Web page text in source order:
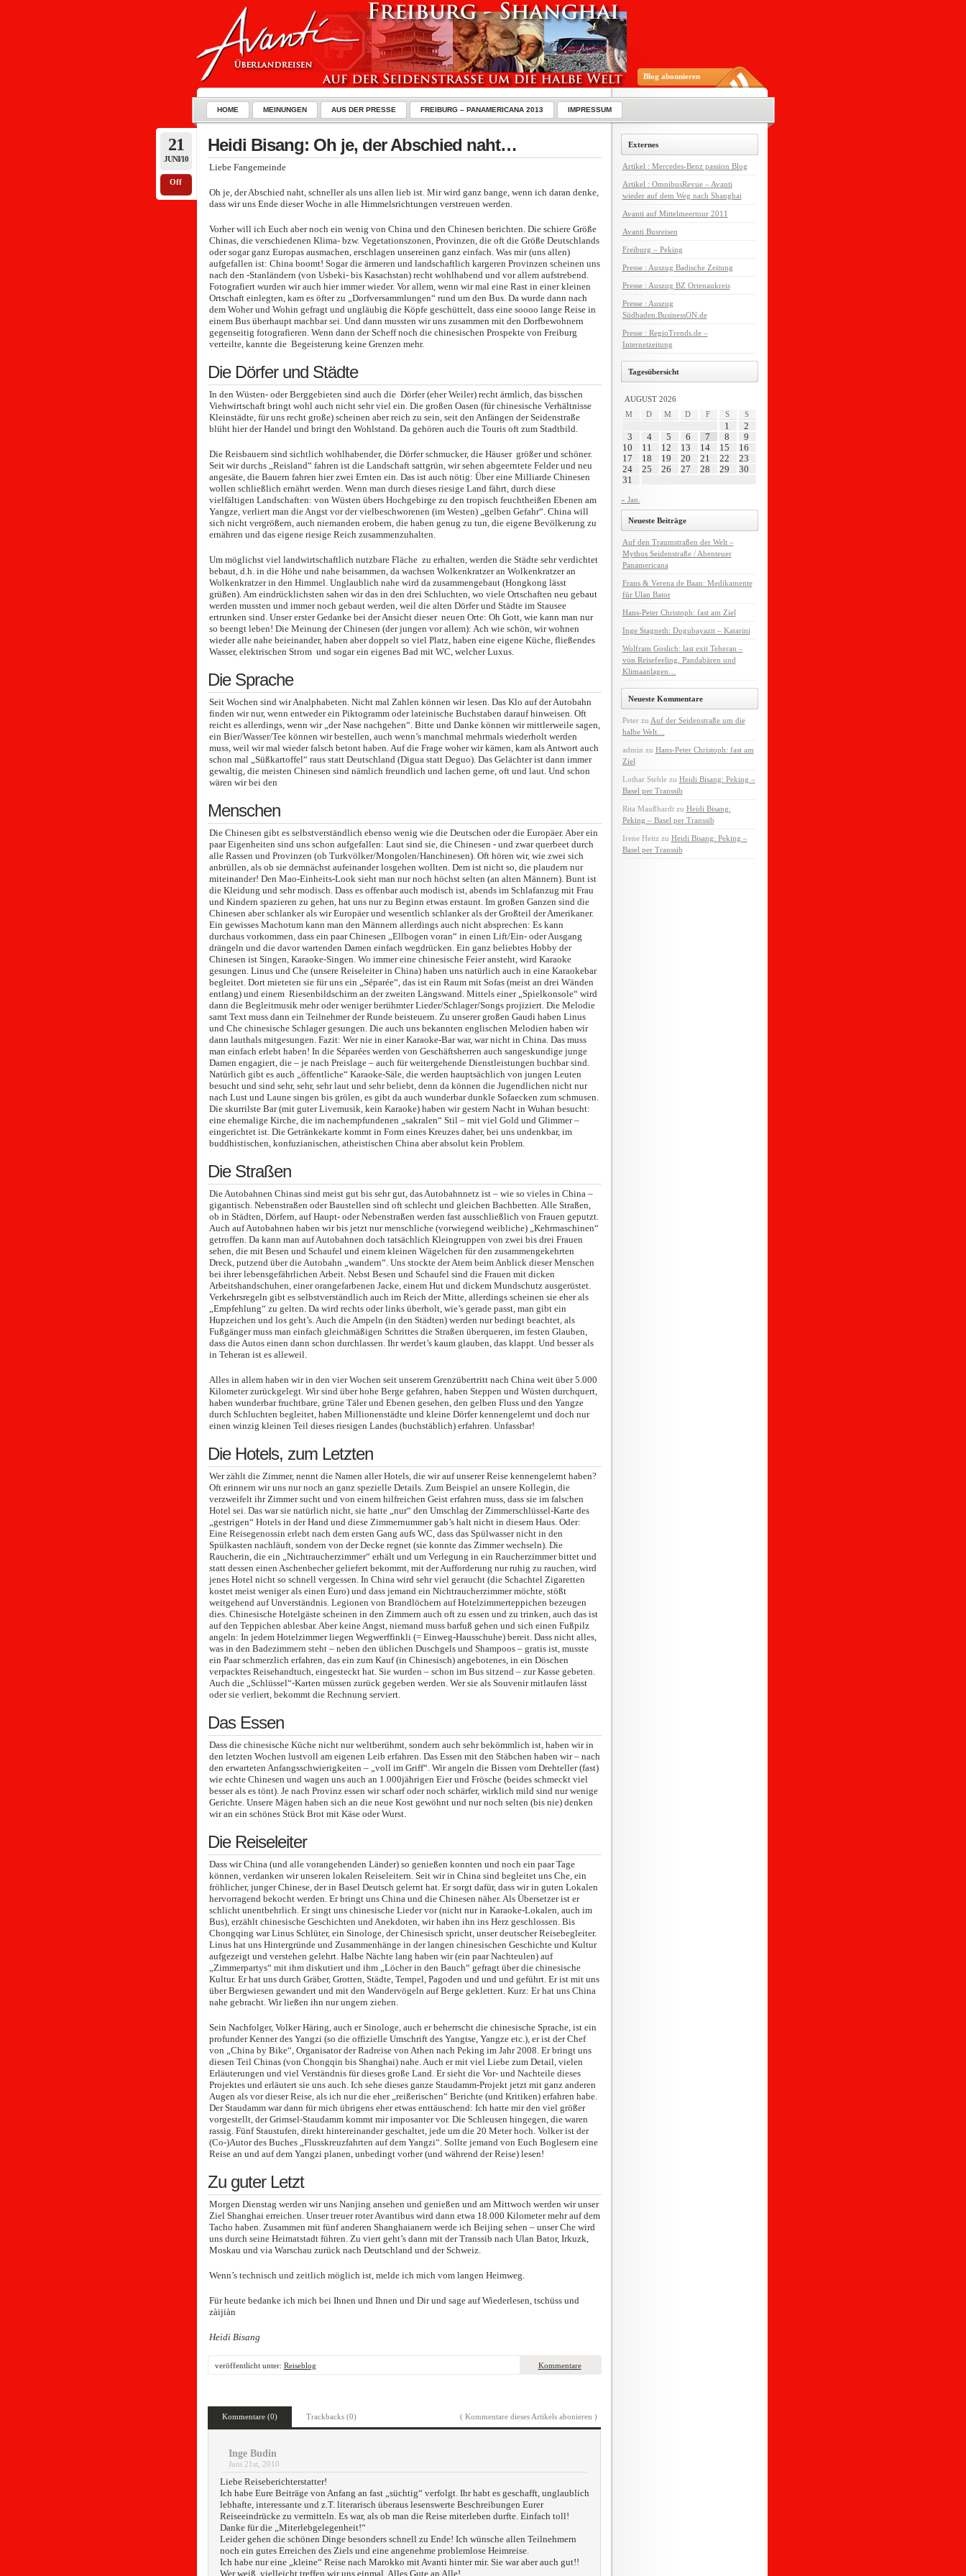
Blog abonnieren
HOME MEINUNGEN AUS DER PRESSE FREIBURG – PANAMERICANA 2013 IMPRESSUM
21
JUNI/10
Off
Heidi Bisang: Oh je, der Abschied naht…
Liebe Fangemeinde
Oh je, der Abschied naht, schneller als uns allen lieb ist. Mir wird ganz bange, wenn ich daran denke,
dass wir uns Ende dieser Woche in alle Himmelsrichtungen verstreuen werden.
Vorher will ich Euch aber noch ein wenig von China und den Chinesen berichten. Die schiere Größe
Chinas, die verschiedenen Klima- bzw. Vegetationszonen, Provinzen, die oft die Größe Deutschlands
oder sogar ganz Europas ausmachen, erschlagen unsereinen ganz einfach. Was mir (uns allen)
aufgefallen ist: China boomt! Sogar die ärmeren und landschaftlich kargeren Provinzen scheinen uns
nach den -Stanländern (von Usbeki- bis Kasachstan) recht wohlhabend und vor allem aufstrebend.
Fotografiert wurden wir auch hier immer wieder. Vor allem, wenn wir mal eine Rast in einer kleinen
Ortschaft einlegten, kam es öfter zu „Dorfversammlungen“ rund um den Bus. Da wurde dann nach
dem Woher und Wohin gefragt und ungläubig die Köpfe geschüttelt, dass eine soooo lange Reise in
einem Bus überhaupt machbar sei. Und dann mussten wir uns zusammen mit den Dorfbewohnern
gegenseitig fotografieren. Wenn dann der Scheff noch die chinesischen Prospekte von Freiburg
verteilte, kannte die Begeisterung keine Grenzen mehr.
Die Dörfer und Städte
In den Wüsten- oder Berggebieten sind auch die Dörfer (eher Weiler) recht ärmlich, das bisschen
Viehwirtschaft bringt wohl auch nicht sehr viel ein. Die großen Oasen (für chinesische Verhältnisse
Kleinstädte, für uns recht große) scheinen aber reich zu sein, seit den Anfängen der Seidenstraße
blüht hier der Handel und bringt den Wohlstand. Da gehören auch die Touris oft zum Stadtbild.
Die Reisbauern sind sichtlich wohlhabender, die Dörfer schmucker, die Häuser größer und schöner.
Seit wir durchs „Reisland“ fahren ist die Landschaft sattgrün, wir sehen abgeerntete Felder und neu
angesäte, die Bauern fahren hier zwei Ernten ein. Das ist auch nötig: Über eine Milliarde Chinesen
wollen schließlich ernährt werden. Wenn man durch dieses riesige Land fährt, durch diese
vielfältigen Landschaften: von Wüsten übers Hochgebirge zu den tropisch feuchtheißen Ebenen am
Yangze, verliert man die Angst vor der vielbeschworenen (im Westen) „gelben Gefahr“. China will
sich nicht vergrößern, auch niemanden erobern, die haben genug zu tun, die eigene Bevölkerung zu
ernähren und das eigene riesige Reich zusammenzuhalten.
Um möglichst viel landwirtschaftlich nutzbare Fläche zu erhalten, werden die Städte sehr verdichtet
bebaut, d.h. in die Höhe und nahe beisammen, da wachsen Wolkenkratzer an Wolkenkratzer an
Wolkenkratzer in den Himmel. Unglaublich nahe wird da zusammengebaut (Hongkong lässt
grüßen). Am eindrücklichsten sahen wir das in den drei Schluchten, wo viele Ortschaften neu gebaut
werden mussten und immer noch gebaut werden, weil die alten Dörfer und Städte im Stausee
ertrunken sind. Unser erster Gedanke bei der Ansicht dieser neuen Orte: Oh Gott, wie kann man nur
so beengt leben! Die Meinung der Chinesen (der jungen vor allem): Ach wie schön, wir wohnen
wieder alle nahe beieinander, haben aber doppelt so viel Platz, haben eine eigene Küche, fließendes
Wasser, elektrischen Strom und sogar ein eigenes Bad mit WC, welcher Luxus.
Die Sprache
Seit Wochen sind wir Analphabeten. Nicht mal Zahlen können wir lesen. Das Klo auf der Autobahn
finden wir nur, wenn entweder ein Piktogramm oder lateinische Buchstaben darauf hinweisen. Oft
reicht es allerdings, wenn wir „der Nase nachgehen“. Bitte und Danke können wir mittlerweile sagen,
ein Bier/Wasser/Tee können wir bestellen, auch wenn’s manchmal mehrmals wiederholt werden
muss, weil wir mal wieder falsch betont haben. Auf die Frage woher wir kämen, kam als Antwort auch
schon mal „Süßkartoffel“ raus statt Deutschland (Digua statt Deguo). Das Gelächter ist dann immer
gewaltig, die meisten Chinesen sind nämlich freundlich und lachen gerne, oft und laut. Und schon
wären wir bei den
Menschen
Die Chinesen gibt es selbstverständlich ebenso wenig wie die Deutschen oder die Europäer. Aber ein
paar Eigenheiten sind uns schon aufgefallen: Laut sind sie, die Chinesen - und zwar querbeet durch
alle Rassen und Provinzen (ob Turk­völker/Mongolen/Hanchinesen). Oft hören wir, wie zwei sich
anbrüllen, als ob sie demnächst aufeinander losgehen wollten. Dem ist nicht so, die plaudern nur
miteinander! Den Mao-Einheits-Look sieht man nur noch höchst selten (an alten Männern). Bunt ist
die Kleidung und sehr modisch. Dass es offenbar auch modisch ist, abends im Schlafanzug mit Frau
und Kindern spazieren zu gehen, hat uns nur zu Beginn etwas erstaunt. Im großen Ganzen sind die
Chinesen aber schlanker als wir Europäer und wesentlich schlanker als der Großteil der Amerikaner.
Ein gewisses Machotum kann man den Männern allerdings auch nicht absprechen: Es kann
durchaus vorkommen, dass ein paar Chinesen „Ellbogen voran“ in einen Lift/Ein- oder Ausgang
drängeln und die davor wartenden Damen einfach wegdrücken. Ein ganz beliebtes Hobby der
Chinesen ist Singen, Karaoke-Singen. Wo immer eine chinesische Feier ansteht, wird Karaoke
gesungen. Linus und Che (unsere Reiseleiter in China) haben uns natürlich auch in eine Karaokebar
begleitet. Dort mieteten sie für uns ein „Séparée“, das ist ein Raum mit Sofas (meist an drei Wänden
entlang) und einem Riesenbildschirm an der zweiten Längswand. Mittels einer „Spielkonsole“ wird
dann die Begleitmusik mehr oder weniger berühmter Lieder/Schlager/Songs projiziert. Die Melodie
samt Text muss dann ein Teilnehmer der Runde beisteuern. Zu unserer großen Gaudi haben Linus
und Che chinesische Schlager gesungen. Die auch uns bekannten englischen Melodien haben wir
dann lauthals mitgesungen. Fazit: Wer nie in einer Karaoke-Bar war, war nicht in China. Das muss
man einfach erlebt haben! In die Séparées werden von Geschäftsherren auch sangeskundige junge
Damen engagiert, die – je nach Preislage – auch für weitergehende Dienstleistungen buchbar sind.
Natürlich gibt es auch „öffentliche“ Karaoke-Säle, die werden hauptsächlich von jungen Leuten
besucht und sind sehr, sehr, sehr laut und sehr beliebt, denn da können die Jugendlichen nicht nur
nach Lust und Laune singen bis grölen, es gibt da auch wunderbar dunkle Sofaecken zum schmusen.
Die skurrilste Bar (mit guter Livemusik, kein Karaoke) haben wir gestern Nacht in Wuhan besucht:
eine ehemalige Kirche, die im nachempfundenen „sakralen“ Stil – mit viel Gold und Glimmer –
eingerichtet ist. Die Getränkekarte kommt in Form eines Kreuzes daher, bei uns undenkbar, im
buddhistischen, konfuzianischen, atheistischen China aber absolut kein Problem.
Die Straßen
Die Autobahnen Chinas sind meist gut bis sehr gut, das Autobahnnetz ist – wie so vieles in China –
gigantisch. Nebenstraßen oder Baustellen sind oft schlecht und gleichen Bachbetten. Alle Straßen,
ob in Städten, Dörfern, auf Haupt- oder Nebenstraßen werden fast ausschließlich von Frauen geputzt.
Auch auf Autobahnen haben wir bis jetzt nur menschliche (vorwiegend weibliche) „Kehrmaschinen“
getroffen. Da kann man auf Autobahnen doch tatsächlich Kleingruppen von zwei bis drei Frauen
sehen, die mit Besen und Schaufel und einem kleinen Wägelchen für den zusammengekehrten
Dreck, putzend über die Autobahn „wandern“. Uns stockte der Atem beim Anblick dieser Menschen
bei ihrer lebensgefährlichen Arbeit. Nebst Besen und Schaufel sind die Frauen mit dicken
Arbeitshandschuhen, einer orangefarbenen Jacke, einem Hut und dickem Mundschutz ausgerüstet.
Verkehrsregeln gibt es selbstverständlich auch im Reich der Mitte, allerdings scheinen sie eher als
„Empfehlung“ zu gelten. Da wird rechts oder links überholt, wie’s gerade passt, man gibt ein
Hupzeichen und los geht’s. Auch die Ampeln (in den Städten) werden nur bedingt beachtet, als
Fußgänger muss man einfach gleichmäßigen Schrittes die Straßen überqueren, im festen Glauben,
dass die Autos einen dann schon durchlassen. Ihr werdet’s kaum glauben, das klappt. Und besser als
in Teheran ist es alleweil.
Alles in allem haben wir in den vier Wochen seit unserem Grenzübertritt nach China weit über 5.000
Kilometer zurückgelegt. Wir sind über hohe Berge gefahren, haben Steppen und Wüsten durchquert,
haben wunderbar fruchtbare, grüne Täler und Ebenen gesehen, den gelben Fluss und den Yangze
durch Schluchten begleitet, haben Millionenstädte und kleine Dörfer kennengelernt und doch nur
einen winzig kleinen Teil dieses riesigen Landes (buchstäblich) erfahren. Unfassbar!
Die Hotels, zum Letzten
Wer zählt die Zimmer, nennt die Namen aller Hotels, die wir auf unserer Reise kennengelernt haben?
Oft erinnern wir uns nur noch an ganz spezielle Details. Zum Beispiel an unsere Kollegin, die
verzweifelt ihr Zimmer sucht und von einem hilfreichen Geist erfahren muss, dass sie im falschen
Hotel sei. Das war sie natürlich nicht, sie hatte „nur“ den Umschlag der Zimmerschlüssel-Karte des
„gestrigen“ Hotels in der Hand und diese Zimmernummer gab’s halt nicht in diesem Haus. Oder:
Eine Reisegenossin erlebt nach dem ersten Gang aufs WC, dass das Spülwasser nicht in den
Spülkasten nachläuft, sondern von der Decke regnet (sie konnte das Zimmer wechseln). Die
Raucherin, die ein „Nichtraucherzimmer“ erhält und um Verlegung in ein Raucherzimmer bittet und
statt dessen einen Aschenbecher geliefert bekommt, mit der Aufforderung nur ruhig zu rauchen, wird
jenes Hotel nicht so schnell vergessen. In China wird sehr viel geraucht (die Schachtel Zigaretten
kostet meist weniger als einen Euro) und dass jemand ein Nichtraucherzimmer möchte, stößt
weitgehend auf Unverständnis. Legionen von Brandlöchern auf Hotelzimmerteppichen bezeugen
dies. Chinesische Hotelgäste scheinen in den Zimmern auch oft zu essen und zu trinken, auch das ist
auf den Teppichen ablesbar. Aber keine Angst, niemand muss barfuß gehen und sich einen Fußpilz
angeln: In jedem Hotelzimmer liegen Wegwerffinkli (= Einweg-Hausschuhe) bereit. Dass nicht alles,
was in den Badezimmern steht – neben den üblichen Duschgels und Shampoos – gratis ist, musste
ein Paar schmerzlich erfahren, das ein zum Kauf (in Chinesisch) angebotenes, in ein Döschen
verpacktes Reisehandtuch, eingesteckt hat. Sie wurden – schon im Bus sitzend – zur Kasse gebeten.
Auch die „Schlüssel“-Karten müssen zurück gegeben werden. Wer sie als Souvenir mitlaufen lässt
oder sie verliert, bekommt die Rechnung serviert.
Das Essen
Dass die chinesische Küche nicht nur weltberühmt, sondern auch sehr bekömmlich ist, haben wir in
den letzten Wochen lustvoll am eigenen Leib erfahren. Das Essen mit den Stäbchen haben wir – nach
den erwarteten Anfangsschwierigkeiten – „voll im Griff“. Wir angeln die Bissen vom Drehteller (fast)
wie echte Chinesen und wagen uns auch an 1.000jährigen Eier und Frösche (beides schmeckt viel
besser als es tönt). Je nach Provinz essen wir scharf oder noch schärfer, wirklich mild sind nur wenige
Gerichte. Unsere Mägen haben sich an die neue Kost gewöhnt und nur noch selten (bis nie) denken
wir an ein schönes Stück Brot mit Käse oder Wurst.
Die Reiseleiter
Dass wir China (und alle vorangehenden Länder) so genießen konnten und noch ein paar Tage
können, verdanken wir unseren lokalen Reiseleitern. Seit wir in China sind begleitet uns Che, ein
fröhlicher, junger Chinese, der in Basel Deutsch gelernt hat. Er sorgt dafür, dass wir in guten Lokalen
hervorragend bekocht werden. Er bringt uns China und die Chinesen näher. Als Übersetzer ist er
schlicht unentbehrlich. Er singt uns chinesische Lieder vor (nicht nur in Karaoke-Lokalen, auch im
Bus), erzählt chinesische Geschichten und Anekdoten, wir haben ihn ins Herz geschlossen. Bis
Chongqing war Linus Schlüter, ein Sinologe, der Chinesisch spricht, unser deutscher Reisebegleiter.
Linus hat uns Hintergründe und Zusammenhänge in der langen chinesischen Geschichte und Kultur
aufgezeigt und verstehen gelehrt. Halbe Nächte lang haben wir (ein paar Nachteulen) auf
„Zimmerpartys“ mit ihm diskutiert und ihm „Löcher in den Bauch“ gefragt über die chinesische
Kultur. Er hat uns durch Gräber, Grotten, Städte, Tempel, Pagoden und und und geführt. Er ist mit uns
über Bergwiesen gewandert und mit den Wandervögeln auf Berge geklettert. Kurz: Er hat uns China
nahe gebracht. Wir ließen ihn nur ungern ziehen.
Sein Nachfolger, Volker Häring, auch er Sinologe, auch er beherrscht die chinesische Sprache, ist ein
profunder Kenner des Yangzi (so die offizielle Umschrift des Yangtse, Yangze etc.), er ist der Chef
von „China by Bike“, Organisator der Radreise von Athen nach Peking im Jahr 2008. Er bringt uns
diesen Teil Chinas (von Chongqin bis Shanghai) nahe. Auch er mit viel Liebe zum Detail, vielen
Erläuterungen und viel Verständnis für dieses große Land. Er sieht die Vor- und Nachteile dieses
Projektes und erläutert sie uns auch. Ich sehe dieses ganze Staudamm-Projekt jetzt mit ganz anderen
Augen als vor dieser Reise, als ich nur die eher „reißerischen“ Berichte (und Kritiken) erfahren habe.
Der Staudamm war dann für mich übrigens eher etwas enttäuschend: Ich hatte mir den viel größer
vorgestellt, der Grimsel-Staudamm kommt mir imposanter vor. Die Schleusen hingegen, die waren
rassig. Fünf Staustufen, direkt hintereinander geschaltet, jede um die 20 Meter hoch. Volker ist der
(Co-)Autor des Buches „Flusskreuzfahrten auf dem Yangzi“. Sollte jemand von Euch Boglesern eine
Reise an und auf dem Yangzi planen, unbedingt vorher (und während der Reise) lesen!
Zu guter Letzt
Morgen Dienstag werden wir uns Nanjing ansehen und genießen und am Mittwoch werden wir unser
Ziel Shanghai erreichen. Unser treuer roter Avantibus wird dann etwa 18.000 Kilometer mehr auf dem
Tacho haben. Zusammen mit fünf anderen Shanghaianern werde ich Beijing sehen – unser Che wird
uns durch seine Heimatstadt führen. Zu viert geht’s dann mit der Transsib nach Ulan Bator, Irkuzk,
Moskau und via Warschau zurück nach Deutschland und der Schweiz.
Wenn’s technisch und zeitlich möglich ist, melde ich mich vom langen Heimweg.
Für heute bedanke ich mich bei Ihnen und Ihnen und Dir und sage auf Wiederlesen, tschüss und
zàijiàn
Heidi Bisang
veröffentlicht unter: Reiseblog Kommentare
Kommentare (0) Trackbacks (0) ( Kommentare dieses Artikels abonieren )
Inge Budin
Juni 21st, 2010
Liebe Reiseberichterstatter!
Ich habe Eure Beiträge von Anfang an fast „süchtig“ verfolgt. Ihr habt es geschafft, unglaublich
lebhafte, interessante und z.T. literarisch überaus lesenswerte Beschreibungen Eurer
Reiseeindrücke zu vermitteln. Es war, als ob man die Reise miterleben durfte. Einfach toll!
Danke für die „Miterlebgelegenheit!“
Leider gehen die schönen Dinge besonders schnell zu Ende! Ich wünsche allen Teilnehmern
noch ein gutes Erreichen des Ziels und eine angenehme problemlose Heimreise.
Ich habe nur eine „kleine“ Reise nach Marokko mit Avanti hinter mir. Sie war aber auch gut!!
Wer weiß, vielleicht treffen wir uns einmal. Alles Gute an Alle!
Externes
Artikel : Mercedes-Benz passion Blog
Artikel : OmnibusRevue – Avanti
wieder auf dem Weg nach Shanghai
Avanti auf Mittelmeertour 2011
Avanti Busreisen
Freiburg – Peking
Presse : Auszug Badische Zeitung
Presse : Auszug BZ Ortenaukreis
Presse : Auszug
Südbaden.BusinessON.de
Presse : RegioTrends.de –
Internetzeitung
Tagesübersicht
AUGUST 2026
M
D M D F S S
1
2
3
4 5 6 7 8
9
10
11 12 13 14 15
16
17
18 19 20 21 22
23
24
25 26 27 28 29
30
31
« Jan.
Neueste Beiträge
Auf den Traumstraßen der Welt –
Mythos Seidenstraße / Abenteuer
Panamericana
Frans & Verena de Baan: Medikamente
für Ulan Bator
Hans-Peter Christoph: fast am Ziel
Inge Stagneth: Dogubayazit – Katarini
Wolfram Goslich: last exit Teheran –
von Reisefeeling, Pandabären und
Klimaanlagen…
Neueste Kommentare
Peterzu Auf der Seidenstraße um die
halbe Welt…
admin zu Hans-Peter Christoph: fast am
Ziel
Lothar Stehlezu Heidi Bisang: Peking –
Basel per Transsib
Rita Maußhardtzu Heidi Bisang:
Peking – Basel per Transsib
Irene Heitzzu Heidi Bisang: Peking –
Basel per Transsib